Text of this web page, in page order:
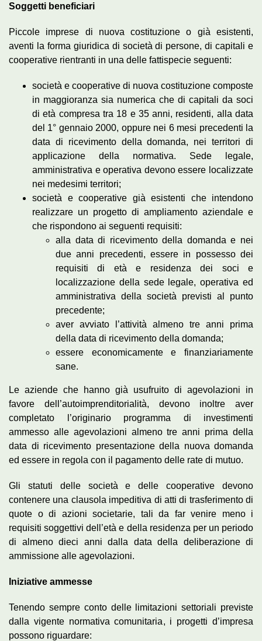
Soggetti beneficiari
Piccole imprese di nuova costituzione o già esistenti,
aventi la forma giuridica di società di persone, di capitali e
cooperative rientranti in una delle fattispecie seguenti:
società e cooperative di nuova costituzione composte
in maggioranza sia numerica che di capitali da soci
di età compresa tra 18 e 35 anni, residenti, alla data
del 1° gennaio 2000, oppure nei 6 mesi precedenti la
data di ricevimento della domanda, nei territori di
applicazione della normativa. Sede legale,
amministrativa e operativa devono essere localizzate
nei medesimi territori;
società e cooperative già esistenti che intendono
realizzare un progetto di ampliamento aziendale e
che rispondono ai seguenti requisiti:
alla data di ricevimento della domanda e nei
due anni precedenti, essere in possesso dei
requisiti di età e residenza dei soci e
localizzazione della sede legale, operativa ed
amministrativa della società previsti al punto
precedente;
aver avviato l’attività almeno tre anni prima
della data di ricevimento della domanda;
essere economicamente e finanziariamente
sane.
Le aziende che hanno già usufruito di agevolazioni in
favore dell’autoimprenditorialità, devono inoltre aver
completato l’originario programma di investimenti
ammesso alle agevolazioni almeno tre anni prima della
data di ricevimento presentazione della nuova domanda
ed essere in regola con il pagamento delle rate di mutuo.
Gli statuti delle società e delle cooperative devono
contenere una clausola impeditiva di atti di trasferimento di
quote o di azioni societarie, tali da far venire meno i
requisiti soggettivi dell’età e della residenza per un periodo
di almeno dieci anni dalla data della deliberazione di
ammissione alle agevolazioni.
Iniziative ammesse
Tenendo sempre conto delle limitazioni settoriali previste
dalla vigente normativa comunitaria, i progetti d’impresa
possono riguardare: